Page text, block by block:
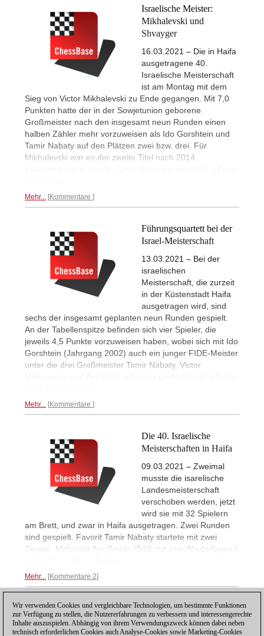
Israelische Meister:
Mikhalevski und
Shvayger
16.03.2021 – Die in Haifa
ausgetragene 40.
Israelische Meisterschaft
ist am Montag mit dem
Sieg von Victor Mikhalevski zu Ende gegangen. Mit 7,0
Punkten hatte der in der Sowjetunion geborene
Großmeister nach den insgesamt neun Runden einen
halben Zähler mehr vorzuweisen als Ido Gorshtein und
Tamir Nabaty auf den Plätzen zwei bzw. drei. Für
Mikhalevski war es der zweite Titel nach 2014.
Mehr... Kommentare
Führungsquartett bei der
Israel-Meisterschaft
13.03.2021 – Bei der
israelischen
Meisterschaft, die zurzeit
in der Küstenstadt Haifa
ausgetragen wird, sind
sechs der insgesamt geplanten neun Runden gespielt.
An der Tabellenspitze befinden sich vier Spieler, die
jeweils 4,5 Punkte vorzuweisen haben, wobei sich mit Ido
Gorshtein (Jahrgang 2002) auch ein junger FIDE-Meister
unter die drei Großmeister Tamir Nabaty, Victor
Mehr... Kommentare
Die 40. Israelische
Meisterschaften in Haifa
09.03.2021 – Zweimal
musste die isarelische
Landesmeisterschaft
verschoben werden, jetzt
wird sie mit 32 Spielern
am Brett, und zwar in Haifa ausgetragen. Zwei Runden
sind gespielt. Favorit Tamir Nabaty startete mit zwei
Siegen. Mitfavorit Ilya Smirin (Bild) mit zwei Niederlagen.|
Mehr... Kommentare 2
1
Wir verwenden Cookies und vergleichbare Technologien, um bestimmte Funktionen
zur Verfügung zu stellen, die Nutzererfahrungen zu verbessern und interessengerechte
Inhalte auszuspielen. Abhängig von ihrem Verwendungszweck können dabei neben
technisch erforderlichen Cookies auch Analyse-Cookies sowie Marketing-Cookies